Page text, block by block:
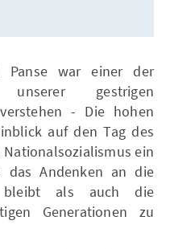
Panse war einer der
unserer gestrigen
- Die hohen
auf den Tag des
Nationalsozialismus ein
das Andenken an die
bleibt als auch die
Generationen zu